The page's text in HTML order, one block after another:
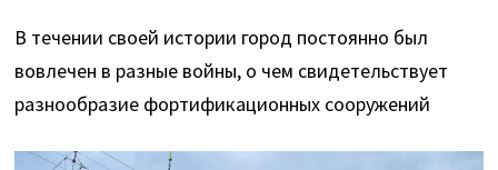
В течении своей истории город постоянно был
вовлечен в разные войны, о чем свидетельствует
разнообразие фортификационных сооружений